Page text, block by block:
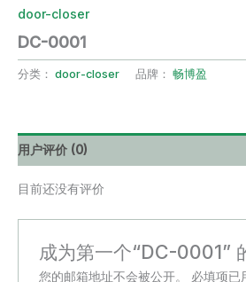
door-closer
DC-0001
分类： door-closer 品牌： 畅博盈
用户评价 (0)
目前还没有评价
成为第一个“DC-0001”
您的邮箱地址不会被公开。 必填项已